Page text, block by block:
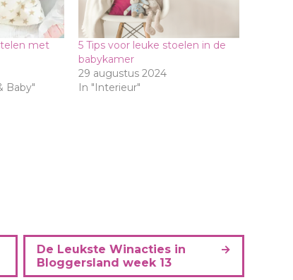
met
Baby"
5 Tips voor leuke stoelen in de
babykamer
29 augustus 2024
In "Interieur"
De Leukste Winacties in
Bloggersland week 13